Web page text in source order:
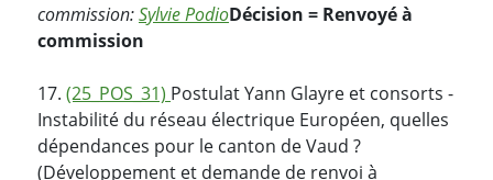
commission:Sylvie PodioDécision = Renvoyé à
commission
17. (25_POS_31) Postulat Yann Glayre et consorts -
Instabilité du réseau électrique Européen, quelles
dépendances pour le canton de Vaud ?
(Développement et demande de renvoi à